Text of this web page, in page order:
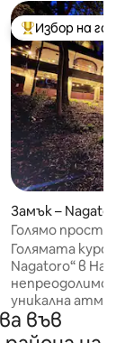
4,97 от 5,
Най-популярен
Избор на
Замък – Nagatoro
Голямо
протежение на
Чанг Линг
се
Барбекю・
група на ден
Голямата
Nagatoro“ в
непреодолимо
уникална
незабравими
във